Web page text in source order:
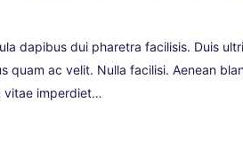
dapibus dui pharetra facilisis. Duis
quam ac velit. Nulla facilisi. Aenean
vitae imperdiet…